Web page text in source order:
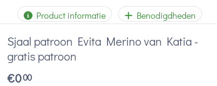
Product informatie Benodigdheden
Sjaal patroon Evita Merino van Katia -
gratis patroon
€000